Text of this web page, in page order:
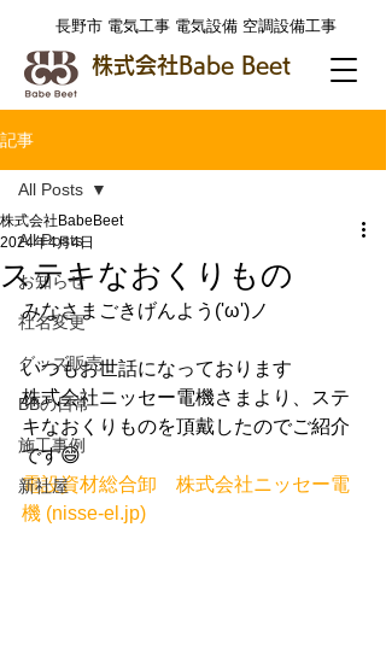
株式会社Babe Beet
​長野市 電気工事 電気設備 空調設備工事
記事
All Posts
お知らせ
社名変更
グッズ販売
BBの日常
施工事例
新社屋
All Posts
ステキなおくりもの
株式会社BabeBeet
2024年4月4日
みなさまごきげんよう('ω')ノ
いつもお世話になっております
株式会社ニッセー電機さまより、ステ
キなおくりものを頂戴したのでご紹介
です😄
電設資材総合卸　株式会社ニッセー電
機 (nisse-el.jp)